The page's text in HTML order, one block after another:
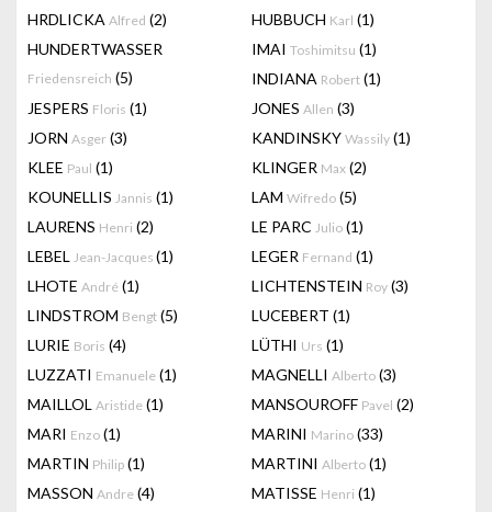
HRDLICKA Alfred (2) HUBBUCH Karl (1)
HUNDERTWASSER
Friedensreich (5)
IMAI Toshimitsu (1)
INDIANA Robert (1)
JESPERS Floris (1) JONES Allen (3)
JORN Asger (3) KANDINSKY Wassily (1)
KLEE Paul (1) KLINGER Max (2)
KOUNELLIS Jannis (1) LAM Wifredo (5)
LAURENS Henri (2) LE PARC Julio (1)
LEBEL Jean-Jacques (1) LEGER Fernand (1)
LHOTE André (1) LICHTENSTEIN Roy (3)
LINDSTROM Bengt (5) LUCEBERT (1)
LURIE Boris (4) LÜTHI Urs (1)
LUZZATI Emanuele (1) MAGNELLI Alberto (3)
MAILLOL Aristide (1) MANSOUROFF Pavel (2)
MARI Enzo (1) MARINI Marino (33)
MARTIN Philip (1) MARTINI Alberto (1)
MASSON Andre (4) MATISSE Henri (1)